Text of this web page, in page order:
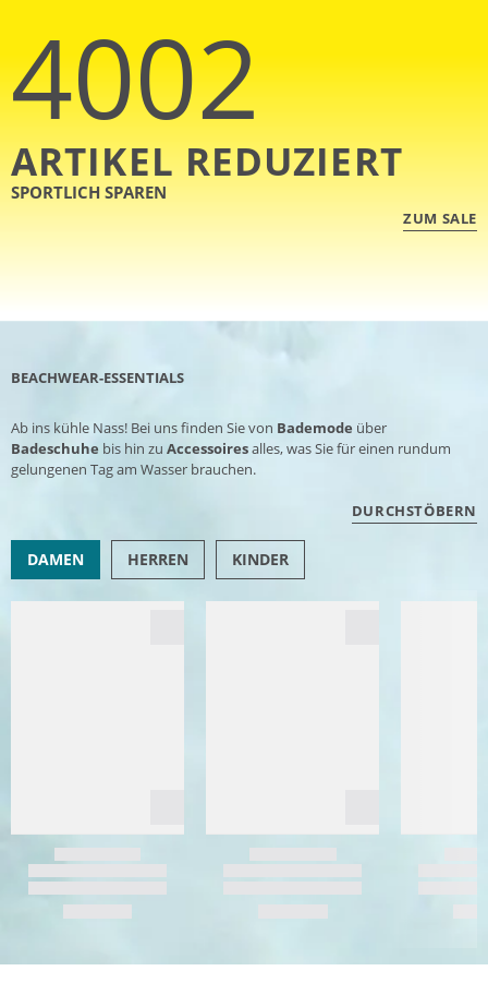
4002
ARTIKEL REDUZIERT
SPORTLICH SPAREN
ZUM SALE
BEACHWEAR-ESSENTIALS
Ab ins kühle Nass! Bei uns finden Sie von Bademode über
Badeschuhe bis hin zu Accessoiresalles, was Sie für einen rundum
gelungenen Tag am Wasser brauchen.
DURCHSTÖBERN
DAMEN HERREN KINDER